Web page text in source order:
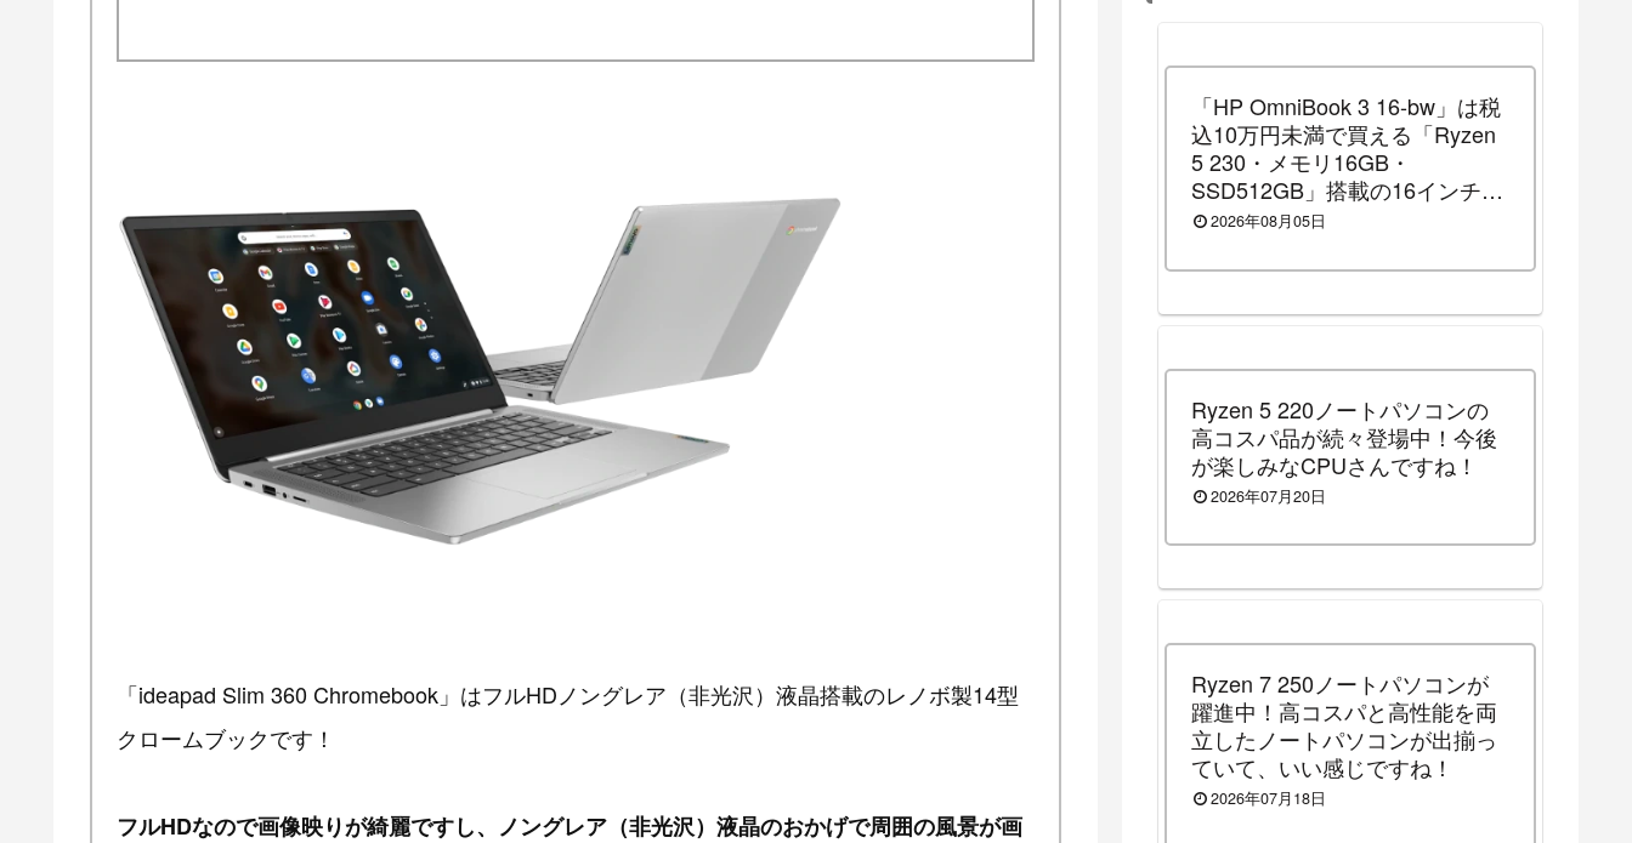
「ideapad Slim 360 Chromebook」はフルHDノングレア（非光沢）液晶搭載のレノボ製14型
クロームブックです！
フルHDなので画像映りが綺麗ですし、ノングレア（非光沢）液晶のおかげで周囲の風景が画
「HP OmniBook 3 16-bw」は税
込10万円未満で買える「Ryzen
5 230・メモリ16GB・
SSD512GB」搭載の16インチノ
ートパソコンです！（2026年8
ル中）
2026年08月05日
Ryzen 5 220ノートパソコンの
高コスパ品が続々登場中！今後
が楽しみなCPUさんですね！
2026年07月20日
Ryzen 7 250ノートパソコンが
躍進中！高コスパと高性能を両
立したノートパソコンが出揃っ
ていて、いい感じですね！
2026年07月18日